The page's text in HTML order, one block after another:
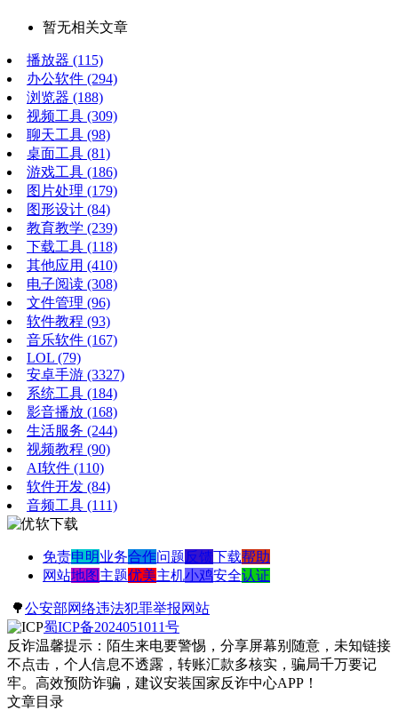
暂无相关文章
播放器 (115)
办公软件 (294)
浏览器 (188)
视频工具 (309)
聊天工具 (98)
桌面工具 (81)
游戏工具 (186)
图片处理 (179)
图形设计 (84)
教育教学 (239)
下载工具 (118)
其他应用 (410)
电子阅读 (308)
文件管理 (96)
软件教程 (93)
音乐软件 (167)
LOL (79)
安卓手游 (3327)
系统工具 (184)
影音播放 (168)
生活服务 (244)
视频教程 (90)
AI软件 (110)
软件开发 (84)
音频工具 (111)
免责申明业务合作问题反馈下载帮助
网站地图 主题优美主机小鸡安全认证
🌳公安部网络违法犯罪举报网站
蜀ICP备2024051011号
反诈温馨提示：陌生来电要警惕，分享屏幕别随意，未知链接
不点击，个人信息不透露，转账汇款多核实，骗局千万要记
牢。高效预防诈骗，建议安装国家反诈中心APP！
文章目录